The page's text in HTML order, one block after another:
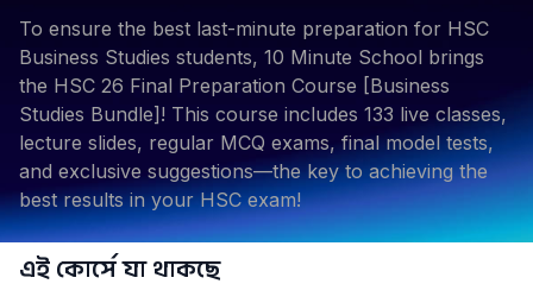
To ensure the best last-minute preparation for HSC
Business Studies students, 10 Minute School brings
the HSC 26 Final Preparation Course [Business
Studies Bundle]! This course includes 133 live classes,
lecture slides, regular MCQ exams, final model tests,
and exclusive suggestions—the key to achieving the
best results in your HSC exam!
এই কোর্সে যা থাকছে